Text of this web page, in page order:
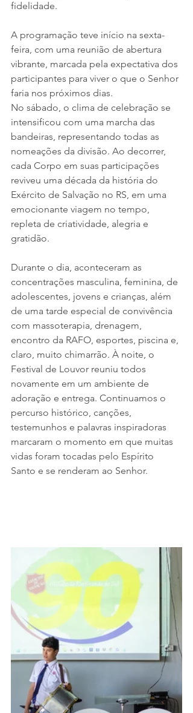
fidelidade.
A programação teve início na sexta-
feira, com uma reunião de abertura
vibrante, marcada pela expectativa dos
participantes para viver o que o Senhor
faria nos próximos dias.
No sábado, o clima de celebração se
intensificou com uma marcha das
bandeiras, representando todas as
nomeações da divisão. Ao decorrer,
cada Corpo em suas participações
reviveu uma década da história do
Exército de Salvação no RS, em uma
emocionante viagem no tempo,
repleta de criatividade, alegria e
gratidão.
Durante o dia, aconteceram as
concentrações masculina, feminina, de
adolescentes, jovens e crianças, além
de uma tarde especial de convivência
com massoterapia, drenagem,
encontro da RAFO, esportes, piscina e,
claro, muito chimarrão. À noite, o
Festival de Louvor reuniu todos
novamente em um ambiente de
adoração e entrega. Continuamos o
percurso histórico, canções,
testemunhos e palavras inspiradoras
marcaram o momento em que muitas
vidas foram tocadas pelo Espírito
Santo e se renderam ao Senhor.